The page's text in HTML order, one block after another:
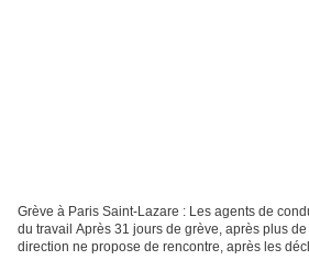
Grève à Paris Saint-Lazare : Les agents de
du travail Après 31 jours de grève, après plus
direction ne propose de rencontre, après les